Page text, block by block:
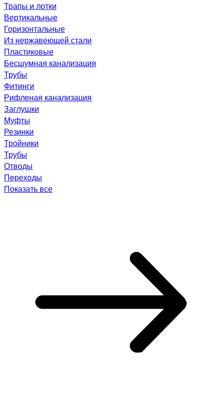
Трапы и лотки
Вертикальные
Горизонтальные
Из нержавеющей стали
Пластиковые
Бесшумная канализация
Трубы
Фитинги
Рифленая канализация
Заглушки
Муфты
Резинки
Тройники
Трубы
Отводы
Переходы
Показать все